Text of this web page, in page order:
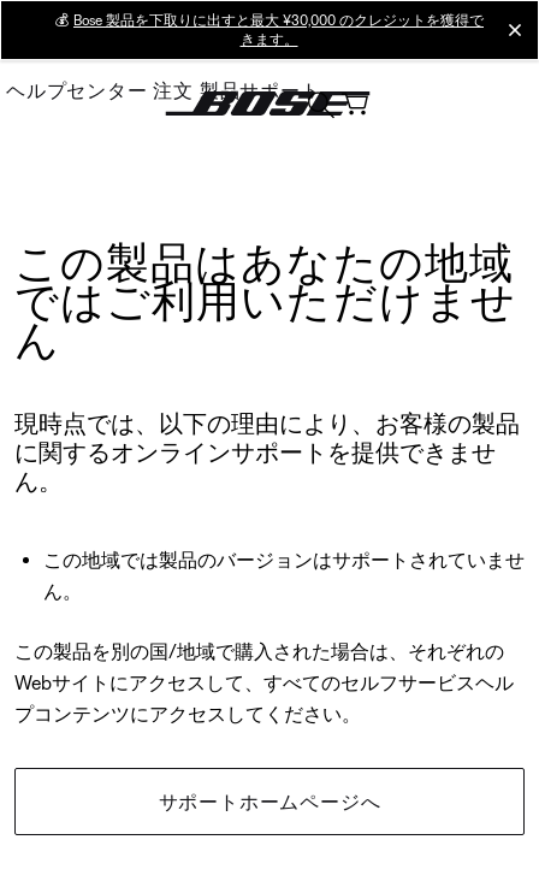
Main
💰 Bose 製品を下取りに出すと最大 ¥30,000 のクレジットを獲得で
きます。
ヘルプセンター 注文 製品サポート
この製品はあなたの地域
ではご利用いただけませ
ん
現時点では、以下の理由により、お客様の製品
に関するオンラインサポートを提供できませ
ん。
この地域では製品のバージョンはサポートされていませ
ん。
この製品を別の国/地域で購入された場合は、それぞれの
Webサイトにアクセスして、すべてのセルフサービスヘル
プコンテンツにアクセスしてください。
サポートホームページへ